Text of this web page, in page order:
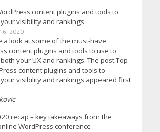
content plugins and tools to
visibility and rankings
2020
a look at some of the must-have
content plugins and tools to use to
your UX and rankings. The post Top
content plugins and tools to
visibility and rankings appeared first
recap – key takeaways from the
WordPress conference